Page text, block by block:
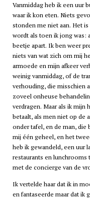
Vanmiddag heb ik een uur
waar ik kon eten. Niets
stonden me niet aan. Het
wordt als toen ik jong was:
beetje apart. Ik ben weer
niets van wat zich om mij
armoede en mijn afkeer
weinig vanmiddag, of de
verhouding, die misschien
zoveel onheuse
verdragen. Maar als ik
betaalt, als men niet op de
onder tafel, en de man, die
mij één geheel, en het
heb ik gewandeld, een uur
restaurants en lunchrooms
met de concierge van de
Ik vertelde haar dat ik in
en fantaseerde maar dat ik